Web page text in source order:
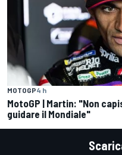
MOTOGP4 h
MotoGP | Martin: "Non
guidare il Mondiale"